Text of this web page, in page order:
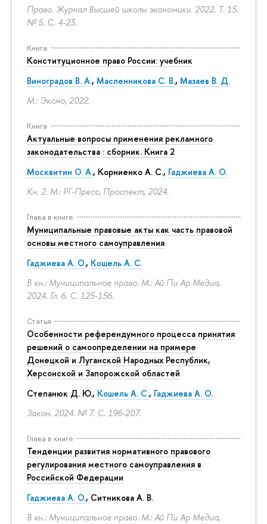
Право. Журнал Высшей школы экономики. 2022. Т. 15.
№ 5. С. 4-23.
Книга
Конституционное право России: учебник
Виноградов В. А., Масленникова С. В., Мазаев В. Д.
М.: Эксмо, 2022.
Книга
Актуальные вопросы применения рекламного
законодательства : сборник. Книга 2
Москвитин О. А., Корниенко А. С., Гаджиева А. О.
Кн. 2. М.: РГ-Пресс, Проспект, 2024.
Глава в книге
Муниципальные правовые акты как часть правовой
основы местного самоуправления
Гаджиева А. О., Кошель А. С.
В кн.: Муниципальное право. М.: Ай Пи Ар Медиа,
2024. Гл. 6. С. 125-156.
Статья
Особенности референдумного процесса принятия
решений о самоопределении на примере
Донецкой и Луганской Народных Республик,
Херсонской и Запорожской областей
Степанюк Д. Ю., Кошель А. С., Гаджиева А. О.
Закон. 2024. № 7. С. 196-207.
Глава в книге
Тенденции развития нормативного правового
регулирования местного самоуправления в
Российской Федерации
Гаджиева А. О., Ситникова А. В.
В кн.: Муниципальное право. М.: Ай Пи Ар Медиа,